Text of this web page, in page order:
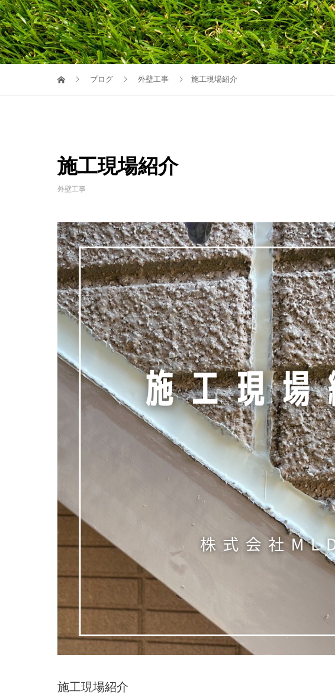
ブログ 外壁工事 施工現場紹介
施工現場紹介
外壁工事
施工現場紹介